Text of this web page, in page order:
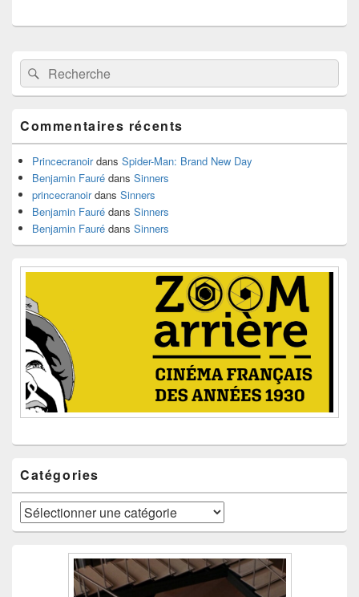
Zone
principale
de
widget
barre
latérale
Recherche :Rechercher
Commentaires récents
Princecranoirdans Spider-Man: Brand New Day
Benjamin Fauré dans Sinners
princecranoirdans Sinners
Benjamin Fauré dans Sinners
Benjamin Fauré dans Sinners
Catégories
Catégories